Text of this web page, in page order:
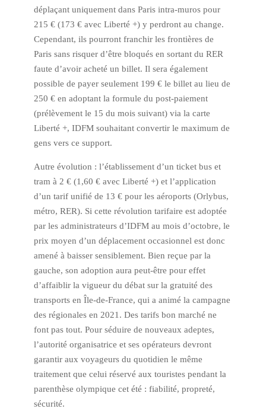
déplaçant uniquement dans Paris intra-muros pour
215 € (173 € avec Liberté +) y perdront au change.
Cependant, ils pourront franchir les frontières de
Paris sans risquer d’être bloqués en sortant du RER
faute d’avoir acheté un billet. Il sera également
possible de payer seulement 199 € le billet au lieu de
250 € en adoptant la formule du post-paiement
(prélèvement le 15 du mois suivant) via la carte
Liberté +, IDFM souhaitant convertir le maximum de
gens vers ce support.
Autre évolution : l’établissement d’un ticket bus et
tram à 2 € (1,60 € avec Liberté +) et l’application
d’un tarif unifié de 13 € pour les aéroports (Orlybus,
métro, RER). Si cette révolution tarifaire est adoptée
par les administrateurs d’IDFM au mois d’octobre, le
prix moyen d’un déplacement occasionnel est donc
amené à baisser sensiblement. Bien reçue par la
gauche, son adoption aura peut-être pour effet
d’affaiblir la vigueur du débat sur la gratuité des
transports en Île-de-France, qui a animé la campagne
des régionales en 2021. Des tarifs bon marché ne
font pas tout. Pour séduire de nouveaux adeptes,
l’autorité organisatrice et ses opérateurs devront
garantir aux voyageurs du quotidien le même
traitement que celui réservé aux touristes pendant la
parenthèse olympique cet été : fiabilité, propreté,
sécurité.